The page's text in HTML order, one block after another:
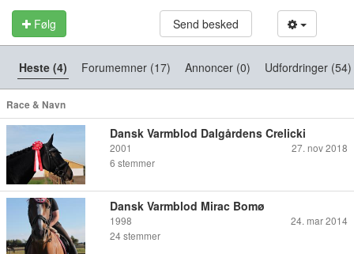
Følg Send besked
Heste (4) Forumemner (17) Annoncer (0) Udfordringer (54)
Race & Navn
Dansk Varmblod Dalgårdens Crelicki
2001
27. nov 2018
6 stemmer
Dansk Varmblod Mirac Bomø
1998
24. mar 2014
24 stemmer